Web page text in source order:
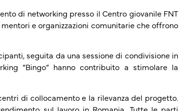
di networking presso il Centro giovanile FNT
e organizzazioni comunitarie che offrono
seguita da una sessione di condivisione in
“Bingo” hanno contribuito a stimolare la
di collocamento e la rilevanza del progetto.
sul lavoro in Romania. Tutte le parti